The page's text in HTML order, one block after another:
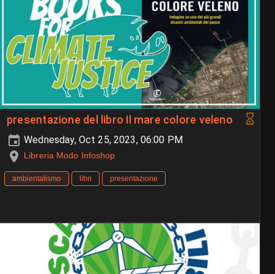
presentazione del libro Il mare colore veleno
Wednesday, Oct 25, 2023, 06:00 PM
Libreria Modo Infoshop
ambientalismo libri presentazione